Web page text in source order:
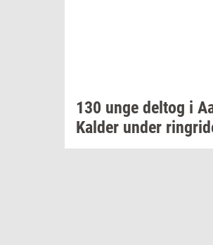
130 unge delt­og i
Kal­der under